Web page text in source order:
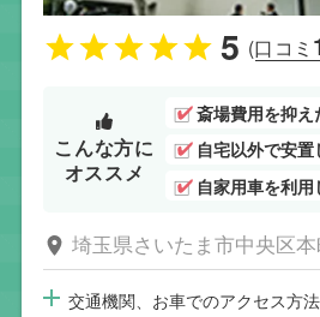
5 (口コミ
こんな方に
オススメ
斎場費用を抑え
自宅以外で安
自家用車を利
埼玉県さいたま市中央区
交通機関、お車でのアクセス方